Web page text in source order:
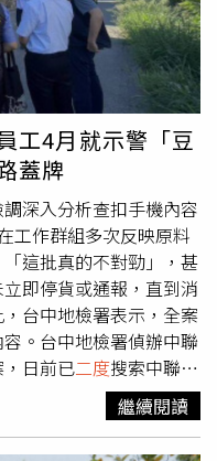
條魚，這算是急診史上
不要再吃魚了！』」錢
應留意以下6點說明：
子，或請人用手電筒看
，若看得到卡在喉嚨，
魚刺吞下去，但感覺胸
無法正常吃東西，代表
夾出。3、病人疼痛位
就醫時應主動說明「吃
以利醫師檢查判斷。
僅 11.24%，要視症狀
或胃鏡檢查5、不要藉
魚刺「推下去」，通常
西，只會讓魚刺卡得更
化魚刺，有些魚料理若
，那是經過大量的醋，
幾口醋、停留幾秒鐘，
工4月就示警「豆
蓋牌
深入分析查扣手機內容
工作群組多次反映原料
這批真的不對勁」，甚
即停貨或通報，直到消
台中地檢署表示，全案
。台中地檢署偵辦中聯
日前已二度搜索中聯油
數位鑑識。檢方先後聲
長陳明榮，以及泰山前
均獲法院裁定羈押禁
繼續閱讀